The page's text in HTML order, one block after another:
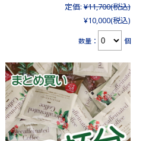
定価: ¥11,700(税込)
¥10,000(税込)
数量： 個